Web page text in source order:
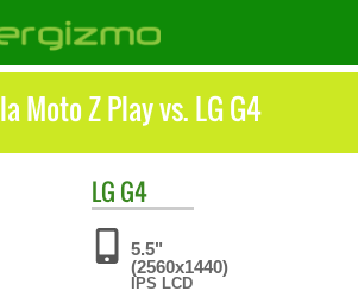
Moto Z Play vs. LG G4
LG G4
5.5"
(2560x1440)
IPS LCD